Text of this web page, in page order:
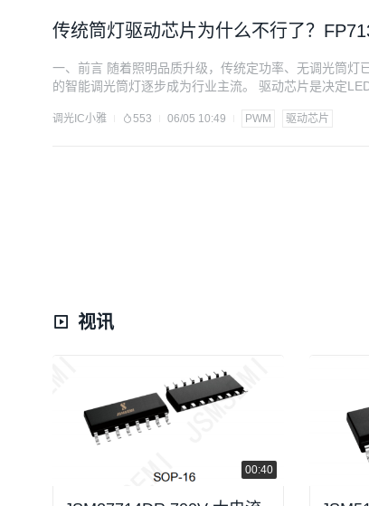
传统筒灯驱动芯片为什么不行了？
一、前言 随着照明品质升级，传统定功率、无调光筒
的智能调光筒灯逐步成为行业主流。 驱动芯片是决定
耗、高稳定性等优势，本文将结合FP713
调光IC小雅 553 06/05 10:49 PWM 驱动芯片
视讯
00:40